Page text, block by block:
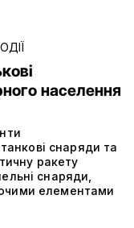
населення
танкові снаряди та
ракету
снаряди,
елементами